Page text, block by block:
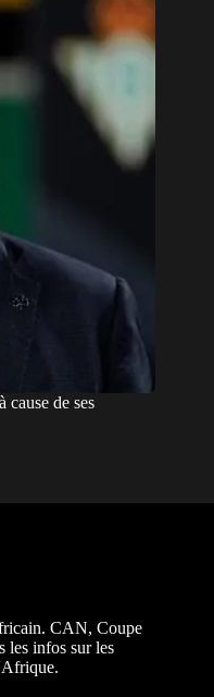
cause de ses
CAN, Coupe
les infos sur les